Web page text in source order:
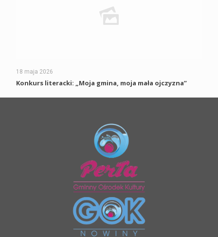
18 maja 2026
Konkurs literacki: „Moja gmina, moja mała ojczyzna”